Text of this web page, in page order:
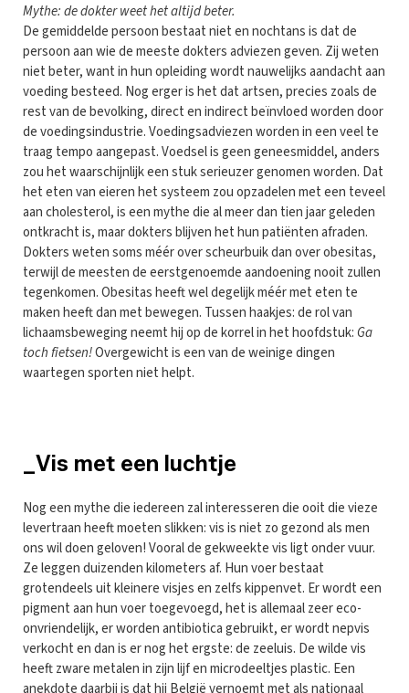
Mythe: de dokter weet het altijd beter.
De gemiddelde persoon bestaat niet en nochtans is dat de
persoon aan wie de meeste dokters adviezen geven. Zij weten
niet beter, want in hun opleiding wordt nauwelijks aandacht aan
voeding besteed. Nog erger is het dat artsen, precies zoals de
rest van de bevolking, direct en indirect beïnvloed worden door
de voedingsindustrie. Voedingsadviezen worden in een veel te
traag tempo aangepast. Voedsel is geen geneesmiddel, anders
zou het waarschijnlijk een stuk serieuzer genomen worden. Dat
het eten van eieren het systeem zou opzadelen met een teveel
aan cholesterol, is een mythe die al meer dan tien jaar geleden
ontkracht is, maar dokters blijven het hun patiënten afraden.
Dokters weten soms méér over scheurbuik dan over obesitas,
terwijl de meesten de eerstgenoemde aandoening nooit zullen
tegenkomen. Obesitas heeft wel degelijk méér met eten te
maken heeft dan met bewegen. Tussen haakjes: de rol van
lichaamsbeweging neemt hij op de korrel in het hoofdstuk:Ga
toch fietsen!Overgewicht is een van de weinige dingen
waartegen sporten niet helpt.
_Vis met een luchtje
Nog een mythe die iedereen zal interesseren die ooit die vieze
levertraan heeft moeten slikken: vis is niet zo gezond als men
ons wil doen geloven! Vooral de gekweekte vis ligt onder vuur.
Ze leggen duizenden kilometers af. Hun voer bestaat
grotendeels uit kleinere visjes en zelfs kippenvet. Er wordt een
pigment aan hun voer toegevoegd, het is allemaal zeer eco-
onvriendelijk, er worden antibiotica gebruikt, er wordt nepvis
verkocht en dan is er nog het ergste: de zeeluis. De wilde vis
heeft zware metalen in zijn lijf en microdeeltjes plastic. Een
anekdote daarbij is dat hij België vernoemt met als nationaal